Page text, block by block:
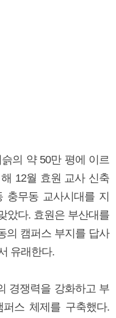
의 약 50만 평에 이르
12월 효원 교사 신축
충무동 교사시대를 지
았다. 효원은 부산대를
의 캠퍼스 부지를 답사
유래한다.
경쟁력을 강화하고 부
스 체제를 구축했다.